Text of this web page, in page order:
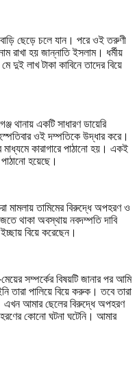
বাড়ি ছেড়ে চলে যান। পরে ওই তরুণী
রাখা হয় জান্নাতি ইসলাম। ধর্মীয়
দুই লাখ টাকা কাবিনে তাদের বিয়ে
থানায় একটি সাধারণ ডায়েরি
ওই দম্পতিকে উদ্ধার করে।
কারাগারে পাঠানো হয়। একই
হয়েছে।
মামলায় তামিমের বিরুদ্ধে অপহরণ ও
থাকা অবস্থায় নবদম্পতি দাবি
বিয়ে করেছেন।
সম্পর্কের বিষয়টি জানার পর আমি
তারা পালিয়ে বিয়ে করুক। তবে তারা
আমার ছেলের বিরুদ্ধে অপহরণ
কোনো ঘটনা ঘটেনি। আমার